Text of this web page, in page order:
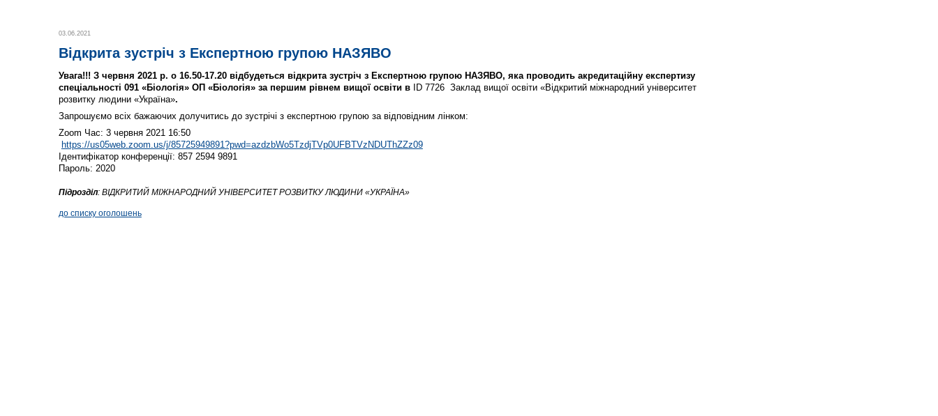
03.06.2021
Відкрита зустріч з Експертною групою НАЗЯВО
Увага!!! З червня 2021 р. о 16.50-17.20 відбудеться відкрита зустріч з Експертною групою НАЗЯВО, яка проводить акредитаційну експертизу
спеціальності 091 «Біологія» ОП «Біологія» за першим рівнем вищої освіти в ID 7726 Заклад вищої освіти «Відкритий міжнародний університет
розвитку людини «Україна».
Запрошуємо всіх бажаючих долучитись до зустрічі з експертною групою за відповідним лінком:
Zoom Час: 3 червня 2021 16:50
https://us05web.zoom.us/j/85725949891?pwd=azdzbWo5TzdjTVp0UFBTVzNDUThZZz09
Ідентифікатор конференції: 857 2594 9891
Пароль: 2020
Підрозділ: ВІДКРИТИЙ МІЖНАРОДНИЙ УНІВЕРСИТЕТ РОЗВИТКУ ЛЮДИНИ «УКРАЇНА»
до списку оголошень